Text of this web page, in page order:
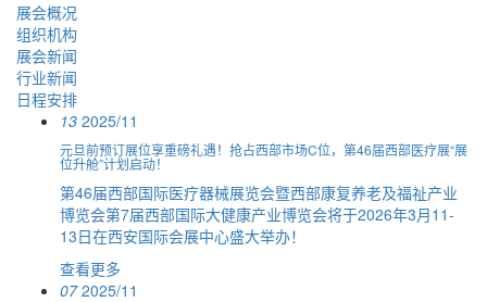
展会概况
组织机构
展会新闻
行业新闻
日程安排
13 2025/11
元旦前预订展位享重磅礼遇！抢占西部市场C位，第46届西部医疗展“展
位升舱”计划启动！
第46届西部国际医疗器械展览会暨西部康复养老及福祉产业
博览会第7届西部国际大健康产业博览会将于2026年3月11-
13日在西安国际会展中心盛大举办！
查看更多
07 2025/11